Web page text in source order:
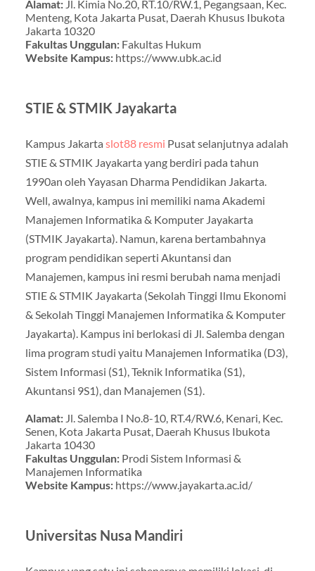
Alamat: Jl. Kimia No.20, RT.10/RW.1, Pegangsaan, Kec.
Menteng, Kota Jakarta Pusat, Daerah Khusus Ibukota
Jakarta 10320
Fakultas Unggulan: Fakultas Hukum
Website Kampus:https://www.ubk.ac.id
STIE & STMIK Jayakarta
Kampus Jakarta slot88 resmi Pusat selanjutnya adalah
STIE & STMIK Jayakarta yang berdiri pada tahun
1990an oleh Yayasan Dharma Pendidikan Jakarta.
Well, awalnya, kampus ini memiliki nama Akademi
Manajemen Informatika & Komputer Jayakarta
(STMIK Jayakarta). Namun, karena bertambahnya
program pendidikan seperti Akuntansi dan
Manajemen, kampus ini resmi berubah nama menjadi
STIE & STMIK Jayakarta (Sekolah Tinggi Ilmu Ekonomi
& Sekolah Tinggi Manajemen Informatika & Komputer
Jayakarta). Kampus ini berlokasi di Jl. Salemba dengan
lima program studi yaitu Manajemen Informatika (D3),
Sistem Informasi (S1), Teknik Informatika (S1),
Akuntansi 9S1), dan Manajemen (S1).
Alamat: Jl. Salemba I No.8-10, RT.4/RW.6, Kenari, Kec.
Senen, Kota Jakarta Pusat, Daerah Khusus Ibukota
Jakarta 10430
Fakultas Unggulan: Prodi Sistem Informasi &
Manajemen Informatika
Website Kampus: https://www.jayakarta.ac.id/
Universitas Nusa Mandiri